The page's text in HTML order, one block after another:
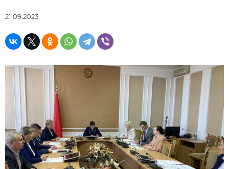
21.09.2023